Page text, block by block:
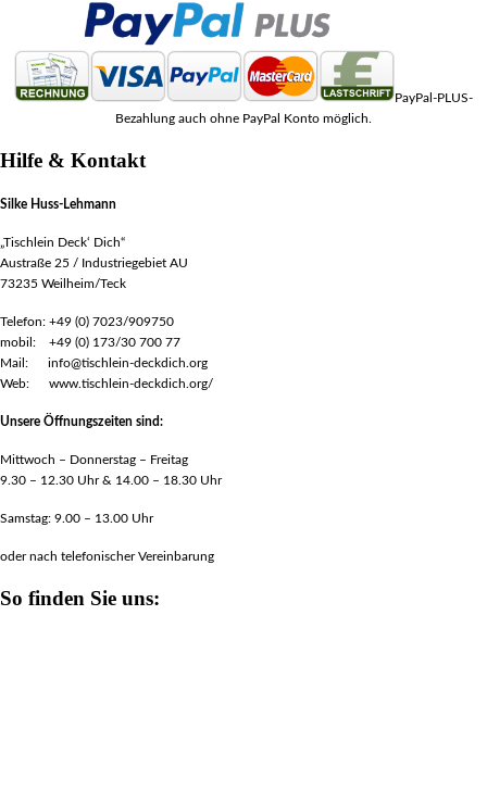
PayPal-PLUS-
Bezahlung auch ohne PayPal Konto möglich.
Hilfe & Kontakt
Silke Huss-Lehmann
„Tischlein Deck‘ Dich“
Austraße 25 / Industriegebiet AU
73235 Weilheim/Teck
Telefon: +49 (0) 7023/909750
mobil: +49 (0) 173/30 700 77
Mail: info@tischlein-deckdich.org
Web: www.tischlein-deckdich.org/
Unsere Öffnungszeiten sind:
Mittwoch – Donnerstag – Freitag
9.30 – 12.30 Uhr & 14.00 – 18.30 Uhr
Samstag: 9.00 – 13.00 Uhr
oder nach telefonischer Vereinbarung
So finden Sie uns: